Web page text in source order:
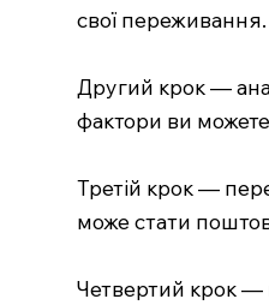
свої переживання.
Другий крок —
фактори ви
Третій крок —
може стати
Четвертий крок —